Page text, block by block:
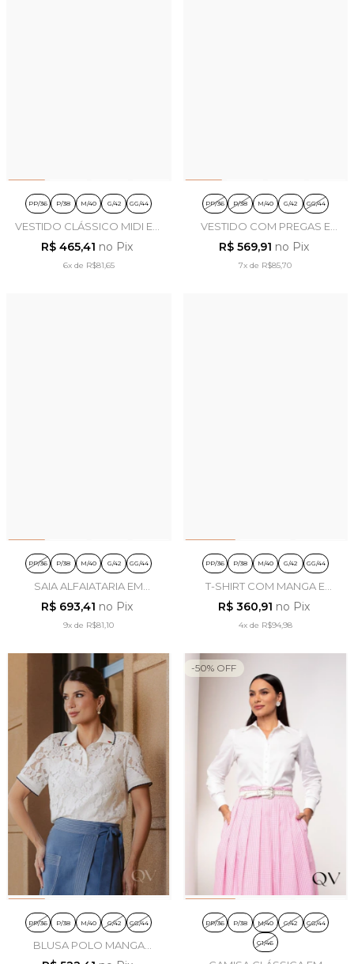
PP/36 P/38 M/40 G/42 GG/44
VESTIDO CLÁSSICO MIDI EM
ALFAIATARIA AZUL MARINHO
- LEKAZIS
R$ 465,41 no Pix
6xde R$81,65
PP/36 P/38 M/40 G/42 GG/44
VESTIDO COM PREGAS E
BORDADO EM TRICOLINE
BEGE - LEKAZIS
R$ 569,91 no Pix
7x de R$85,70
PP/36 P/38 M/40 G/42 GG/44
SAIA ALFAIATARIA EM
CHIFFON E RENDA PRETO -
LUZIA FAZZOLLI
R$ 693,41 no Pix
9x de R$81,10
PP/36 P/38 M/40 G/42 GG/44
T-SHIRT COM MANGA E
BOLSO PAETÊ EM MALHA
PRETO - LUZIA FAZZOLLI
R$ 360,91 no Pix
4xde R$94,98
PP/36 P/38 M/40 G/42 GG/44
BLUSA POLO MANGA
CURTA EM RENDA OFF
PP/36 P/38 M/40 G/42 GG/44
G1/46
-50% OFF